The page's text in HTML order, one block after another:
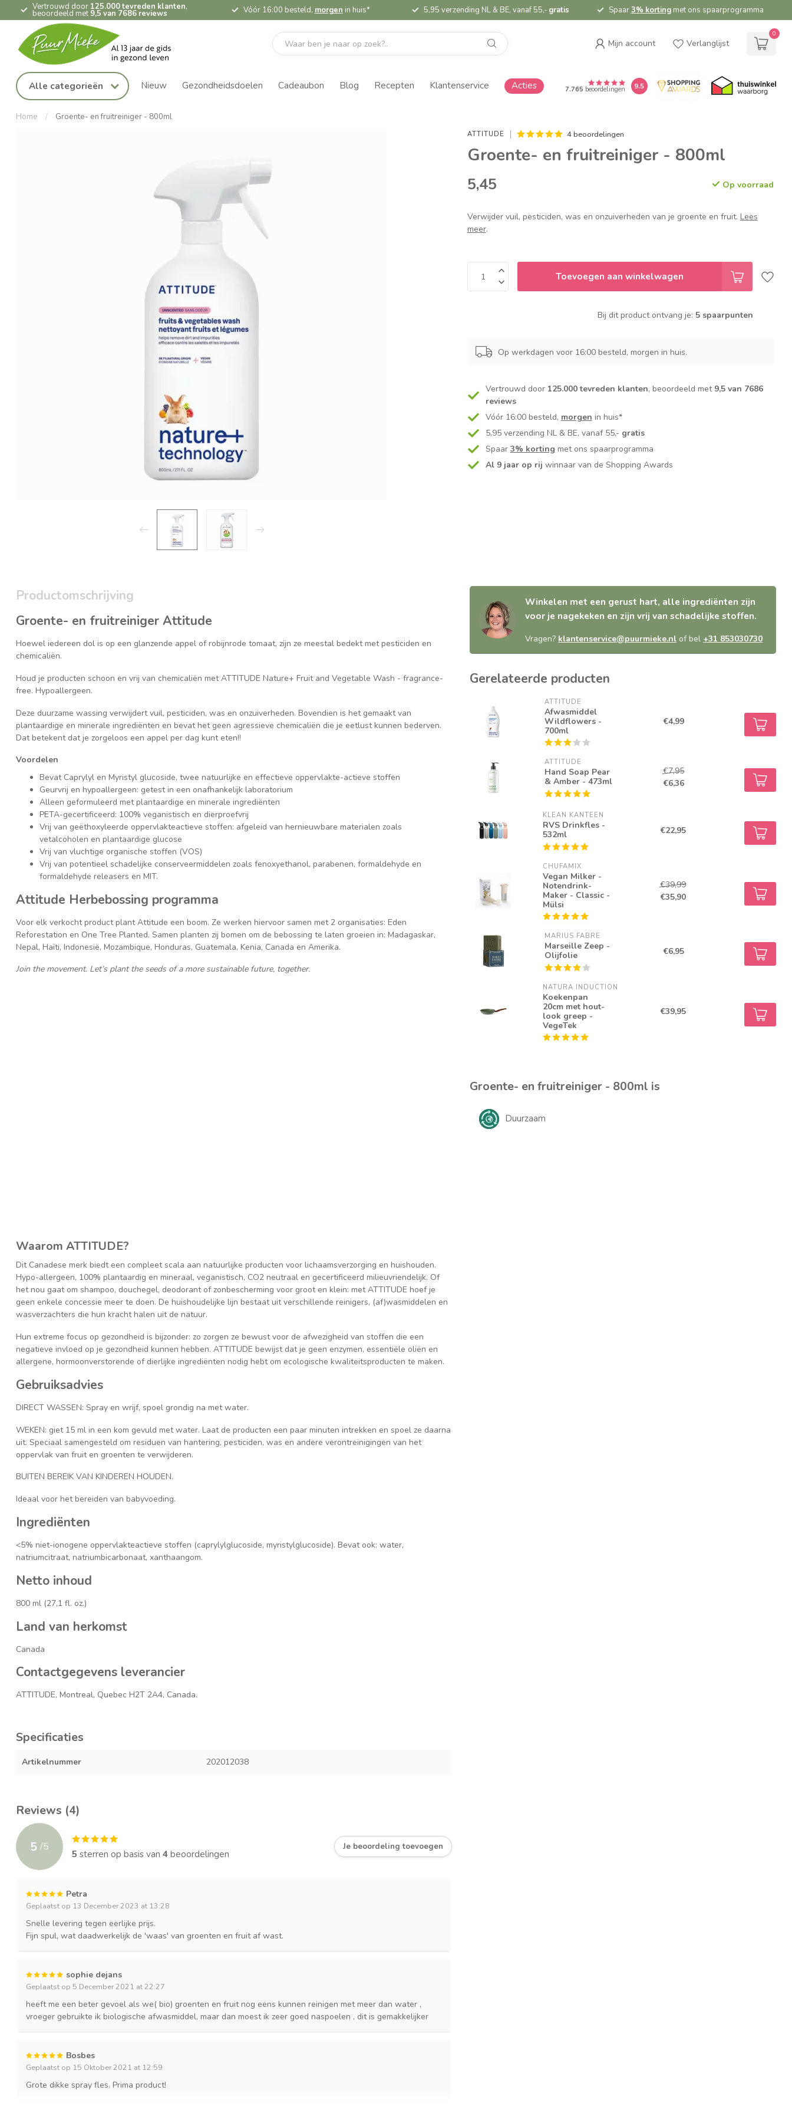
Vertrouwd door 125.000 tevreden klanten,
beoordeeld met 9,5 van 7686 reviews Vóór 16:00 besteld, morgen in huis* 5,95 verzending NL & BE, vanaf 55,- gratis Spaar3% kortingmet ons spaarprogramma
Mijn account Verlanglijst
0
Alle categorieën Nieuw Gezondheidsdoelen Cadeaubon Blog Recepten Klantenservice Acties 7.765 beoordelingen 9.5
Home / Groente- en fruitreiniger - 800ml
ATTITUDE 4 beoordelingen
Groente- en fruitreiniger - 800ml
5,45 Op voorraad
Verwijder vuil, pesticiden, was en onzuiverheden van je groente en fruit. Lees
meer.
Toevoegen aan winkelwagen
Bij dit product ontvang je: 5 spaarpunten
Op werkdagen voor 16:00 besteld, morgen in huis.
Vertrouwd door 125.000 tevreden klanten, beoordeeld met 9,5 van 7686
reviews
Vóór 16:00 besteld, morgen in huis*
5,95 verzending NL & BE, vanaf 55,- gratis
Spaar 3% korting met ons spaarprogramma
Al 9 jaar op rij winnaar van de Shopping Awards
Productomschrijving
Groente- en fruitreiniger Attitude
Hoewel iedereen dol is op een glanzende appel of robijnrode tomaat, zijn ze meestal bedekt met pesticiden en
chemicaliën.
Houd je producten schoon en vrij van chemicaliën met ATTITUDE Nature+ Fruit and Vegetable Wash - fragrance-
free. Hypoallergeen.
Deze duurzame wassing verwijdert vuil, pesticiden, was en onzuiverheden. Bovendien is het gemaakt van
plantaardige en minerale ingrediënten en bevat het geen agressieve chemicaliën die je eetlust kunnen bederven.
Dat betekent dat je zorgeloos een appel per dag kunt eten!!
Voordelen
Bevat Caprylyl en Myristyl glucoside, twee natuurlijke en effectieve oppervlakte-actieve stoffen
Geurvrij en hypoallergeen: getest in een onafhankelijk laboratorium
Alleen geformuleerd met plantaardige en minerale ingrediënten
PETA-gecertificeerd: 100% veganistisch en dierproefvrij
Vrij van geëthoxyleerde oppervlakteactieve stoffen: afgeleid van hernieuwbare materialen zoals
vetalcoholen en plantaardige glucose
Vrij van vluchtige organische stoffen (VOS)
Vrij van potentieel schadelijke conserveermiddelen zoals fenoxyethanol, parabenen, formaldehyde en
formaldehyde releasers en MIT.
Attitude Herbebossing programma
Voor elk verkocht product plant Attitude een boom. Ze werken hiervoor samen met 2 organisaties: Eden
Reforestation en One Tree Planted. Samen planten zij bomen om de bebossing te laten groeien in: Madagaskar,
Nepal, Haïti, Indonesië, Mozambique, Honduras, Guatemala, Kenia, Canada en Amerika.
Join the movement. Let’s plant the seeds of a more sustainable future, together.
Waarom ATTITUDE?
Dit Canadese merk biedt een compleet scala aan natuurlijke producten voor lichaamsverzorging en huishouden.
Hypo-allergeen, 100% plantaardig en mineraal, veganistisch, CO2 neutraal en gecertificeerd milieuvriendelijk. Of
het nou gaat om shampoo, douchegel, deodorant of zonbescherming voor groot en klein: met ATTITUDE hoef je
geen enkele concessie meer te doen. De huishoudelijke lijn bestaat uit verschillende reinigers, (af)wasmiddelen en
wasverzachters die hun kracht halen uit de natuur.
Hun extreme focus op gezondheid is bijzonder: zo zorgen ze bewust voor de afwezigheid van stoffen die een
negatieve invloed op je gezondheid kunnen hebben. ATTITUDE bewijst dat je geen enzymen, essentiële oliën en
allergene, hormoonverstorende of dierlijke ingrediënten nodig hebt om ecologische kwaliteitsproducten te maken.
Gebruiksadvies
DIRECT WASSEN: Spray en wrijf, spoel grondig na met water.
WEKEN: giet 15 ml in een kom gevuld met water. Laat de producten een paar minuten intrekken en spoel ze daarna
uit. Speciaal samengesteld om residuen van hantering, pesticiden, was en andere verontreinigingen van het
oppervlak van fruit en groenten te verwijderen.
BUITEN BEREIK VAN KINDEREN HOUDEN.
Ideaal voor het bereiden van babyvoeding.
Ingrediënten
<5% niet-ionogene oppervlakteactieve stoffen (caprylylglucoside, myristylglucoside). Bevat ook: water,
natriumcitraat, natriumbicarbonaat, xanthaangom.
Netto inhoud
800 ml (27,1 fl. oz.)
Land van herkomst
Canada
Contactgegevens leverancier
ATTITUDE, Montreal, Quebec H2T 2A4, Canada.
Specificaties
Artikelnummer 202012038
Reviews (4)
5 /5
5 sterren op basis van 4beoordelingen
Je beoordeling toevoegen
Petra
Geplaatst op 13 December 2023 at 13:28
Snelle levering tegen eerlijke prijs.
Fijn spul, wat daadwerkelijk de 'waas' van groenten en fruit af wast.
sophie dejans
Geplaatst op 5 December 2021 at 22:27
heeft me een beter gevoel als we( bio) groenten en fruit nog eens kunnen reinigen met meer dan water ,
vroeger gebruikte ik biologische afwasmiddel, maar dan moest ik zeer goed naspoelen , dit is gemakkelijker
Bosbes
Geplaatst op 15 Oktober 2021 at 12:59
Grote dikke spray fles. Prima product!
Winkelen met een gerust hart, alle ingrediënten zijn
voor je nagekeken en zijn vrij van schadelijke stoffen.
Vragen? klantenservice@puurmieke.nl of bel +31 853030730
Gerelateerde producten
ATTITUDE
Afwasmiddel
Wildflowers -
700ml
€4,99
ATTITUDE
Hand Soap Pear
& Amber - 473ml
€7,95
€6,36
KLEAN KANTEEN
RVS Drinkfles -
532ml
€22,95
CHUFAMIX
Vegan Milker -
Notendrink-
Maker - Classic -
Mülsi
€39,99
€35,90
MARIUS FABRE
Marseille Zeep -
Olijfolie
€6,95
NATURA INDUCTION
Koekenpan
20cm met hout-
look greep -
VegeTek
€39,95
Groente- en fruitreiniger - 800ml is
Duurzaam